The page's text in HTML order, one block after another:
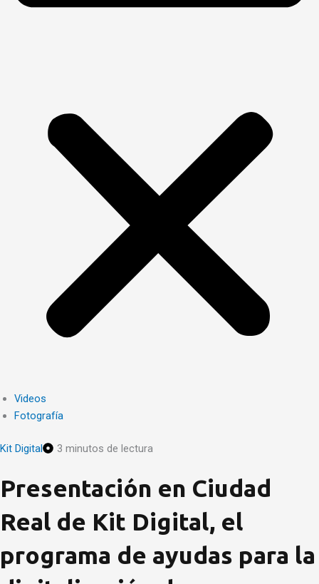
Videos
Fotografía
Kit Digital 3 minutos de lectura
Presentación en Ciudad
Real de Kit Digital, el
programa de ayudas para la